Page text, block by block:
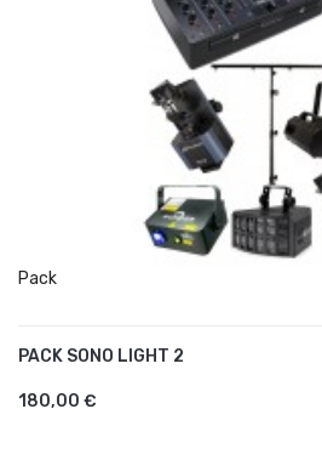
Pack
PACK SONO LIGHT 2
180,00 €